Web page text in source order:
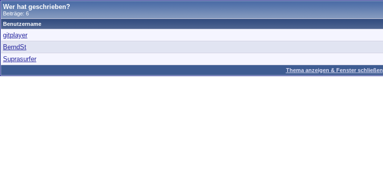
Wer hat geschrieben?
Beiträge: 6
Benutzername
gitplayer
BerndSt
Suprasurfer
Thema anzeigen & Fenster schließen